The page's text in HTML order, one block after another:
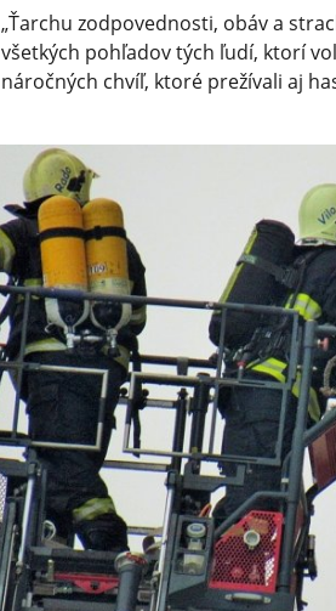
„Ťarchu zodpovednosti, obáv a
všetkých pohľadov tých ľudí, ktorí
náročných chvíľ, ktoré prežívali aj